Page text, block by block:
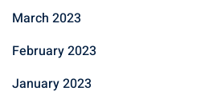
March 2023
February 2023
January 2023